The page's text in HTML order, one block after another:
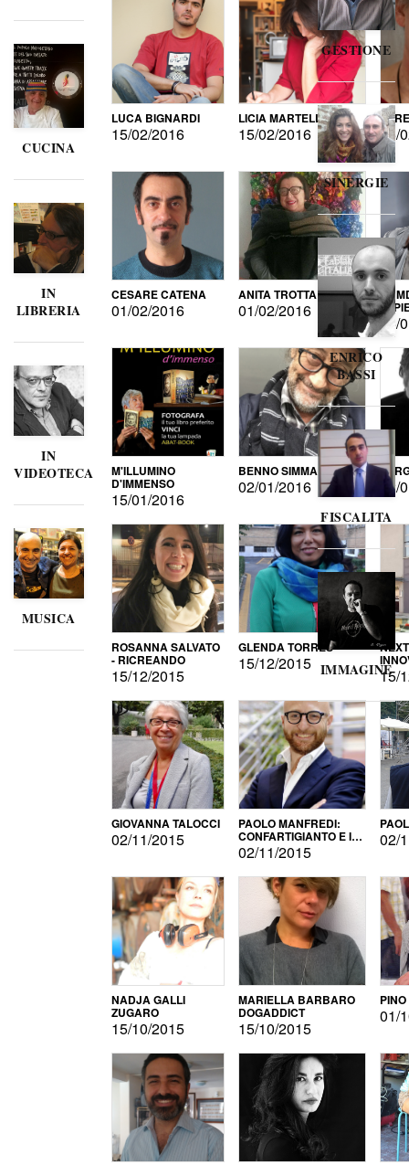
CUCINA
IN
LIBRERIA
IN
VIDEOTECA
MUSICA
LUCA BIGNARDI
15/02/2016
LICIA MARTELLI
15/02/2016 15/
CESARE CATENA
01/02/2016
ANITA TROTTA
01/02/2016 DI
15/
M'ILLUMINO
D'IMMENSO
15/01/2016
BENNO SIMMA
02/01/2016
ROSANNA SALVATO
- RICREANDO
15/12/2015
GLENDA TORRES
15/12/2015
15/
GIOVANNA TALOCCI
02/11/2015
PAOLO MANFREDI:
CONFARTIGIANTO E IL
SONDAGGIO
02/11/2015
02/
NADJA GALLI
ZUGARO
15/10/2015
MARIELLA BARBARO
DOGADDICT
15/10/2015
01/
GESTIONE
SINERGIE
ENRICO
BASSI
FISCALITA
IMMAGINE